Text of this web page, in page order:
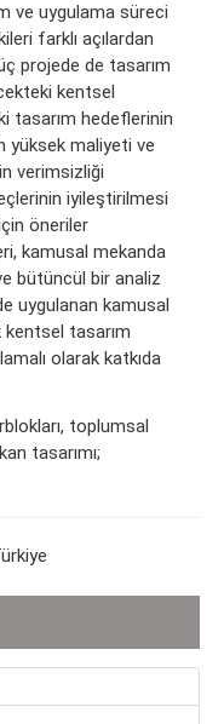
ve uygulama süreci
farklı açılardan
projede de tasarım
kentsel
tasarım hedeflerinin
yüksek maliyeti ve
verimsizliği
iyileştirilmesi
için öneriler
kamusal mekanda
bütüncül bir analiz
uygulanan kamusal
kentsel tasarım
olarak katkıda
toplumsal
tasarımı;